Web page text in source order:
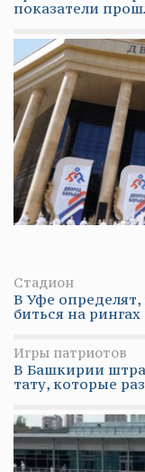
показатели
Стадион
В Уфе определят,
биться на
Игры патриотов
В Башкирии
тату, которые